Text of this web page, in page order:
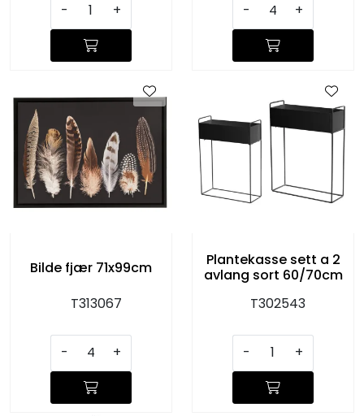
- + - +
Bilde fjær 71x99cm
T313067
- +
Plantekasse sett a 2
avlang sort 60/70cm
T302543
- +